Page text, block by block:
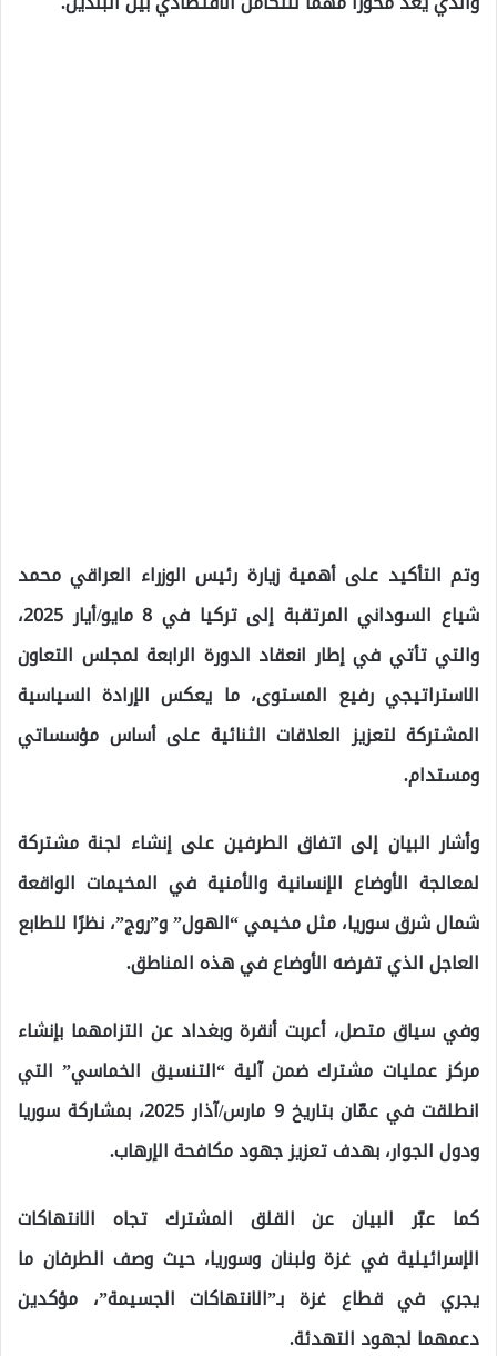
وتم التأكيد على أهمية زيارة رئيس الوزراء العراقي محمد
شياع السوداني المرتقبة إلى تركيا في 8 مايو/أيار 2025،
والتي تأتي في إطار انعقاد الدورة الرابعة لمجلس التعاون
الاستراتيجي رفيع المستوى، ما يعكس الإرادة السياسية
المشتركة لتعزيز العلاقات الثنائية على أساس مؤسساتي
ومستدام.
وأشار البيان إلى اتفاق الطرفين على إنشاء لجنة مشتركة
لمعالجة الأوضاع الإنسانية والأمنية في المخيمات الواقعة
شمال شرق سوريا، مثل مخيمي “الهول” و”روج”، نظرًا للطابع
العاجل الذي تفرضه الأوضاع في هذه المناطق.
وفي سياق متصل، أعربت أنقرة وبغداد عن التزامهما بإنشاء
مركز عمليات مشترك ضمن آلية “التنسيق الخماسي” التي
انطلقت في عمّان بتاريخ 9 مارس/آذار 2025، بمشاركة سوريا
ودول الجوار، بهدف تعزيز جهود مكافحة الإرهاب.
كما عبّر البيان عن القلق المشترك تجاه الانتهاكات
الإسرائيلية في غزة ولبنان وسوريا، حيث وصف الطرفان ما
يجري في قطاع غزة بـ”الانتهاكات الجسيمة”، مؤكدين
دعمهما لجهود التهدئة.